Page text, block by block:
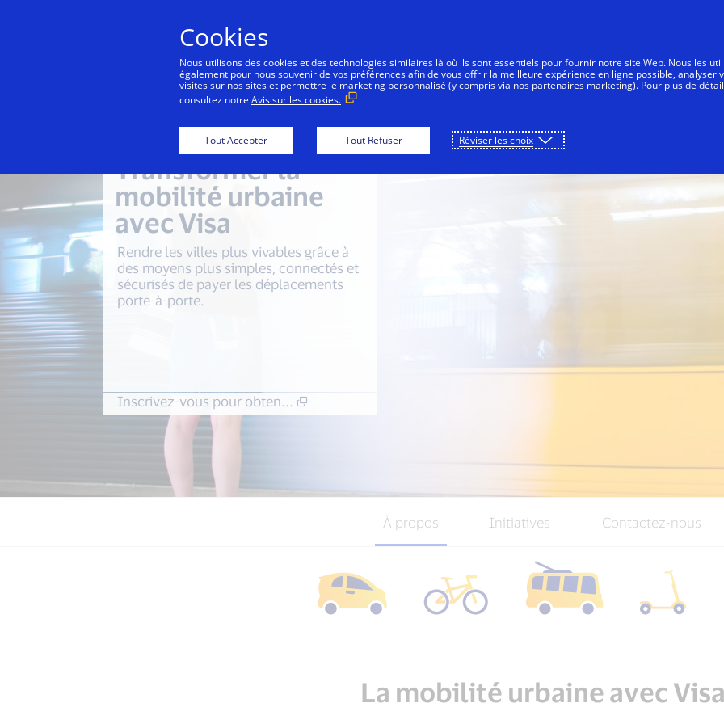
Transformer la
mobilité urbaine
avec Visa
Rendre les villes plus vivables grâce à
des moyens plus simples, connectés et
sécurisés de payer les déplacements
porte-à-porte.
Inscrivez-vous pour obten...
À propos Initiatives Contactez-nous
La mobilité urbaine avec
Cookies
Nous utilisons des cookies et des technologies similaires là où ils sont essentiels pour fournir notre site Web. Nous les
également pour nous souvenir de vos préférences afin de vous offrir la meilleure expérience en ligne possible, analyser
visites sur nos sites et permettre le marketing personnalisé (y compris via nos partenaires marketing). Pour plus de
consultez notre Avis sur les cookies.
Tout Accepter Tout Refuser Réviser les choix